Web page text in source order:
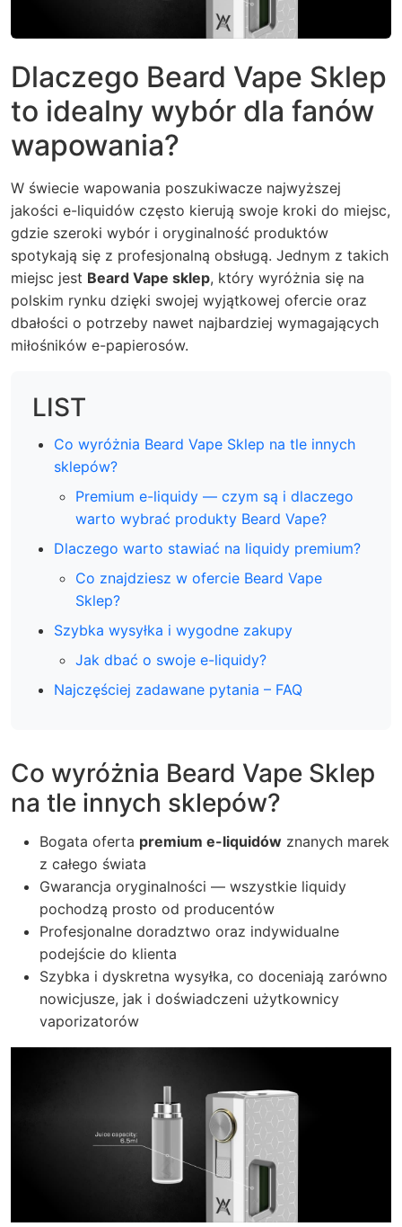
Dlaczego Beard Vape Sklep
to idealny wybór dla fanów
wapowania?
W świecie wapowania poszukiwacze najwyższej
jakości e-liquidów często kierują swoje kroki do miejsc,
gdzie szeroki wybór i oryginalność produktów
spotykają się z profesjonalną obsługą. Jednym z takich
miejsc jest Beard Vape sklep, który wyróżnia się na
polskim rynku dzięki swojej wyjątkowej ofercie oraz
dbałości o potrzeby nawet najbardziej wymagających
miłośników e-papierosów.
LIST
Co wyróżnia Beard Vape Sklep na tle innych
sklepów?
Premium e-liquidy — czym są i dlaczego
warto wybrać produkty Beard Vape?
Dlaczego warto stawiać na liquidy premium?
Co znajdziesz w ofercie Beard Vape
Sklep?
Szybka wysyłka i wygodne zakupy
Jak dbać o swoje e-liquidy?
Najczęściej zadawane pytania – FAQ
Co wyróżnia Beard Vape Sklep
na tle innych sklepów?
Bogata oferta premium e-liquidów znanych marek
z całego świata
Gwarancja oryginalności — wszystkie liquidy
pochodzą prosto od producentów
Profesjonalne doradztwo oraz indywidualne
podejście do klienta
Szybka i dyskretna wysyłka, co doceniają zarówno
nowicjusze, jak i doświadczeni użytkownicy
vaporizatorów